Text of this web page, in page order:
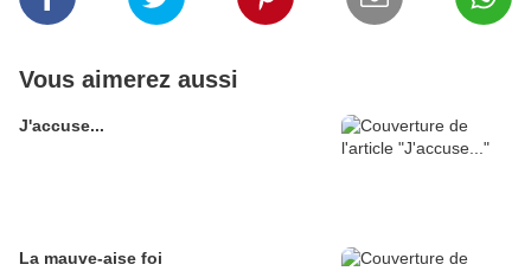
Vous aimerez aussi
J'accuse...
La mauve-aise foi